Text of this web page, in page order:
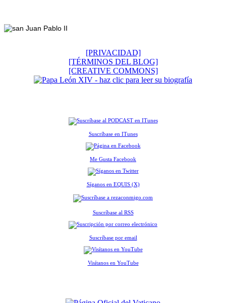
[PRIVACIDAD]
[TÉRMINOS DEL BLOG]
[CREATIVE COMMONS]
Suscríbase en ITunes
Me Gusta Facebook
Síganos en EQUIS (X)
Suscríbase al RSS
Suscríbase por email
Visítanos en YouTube